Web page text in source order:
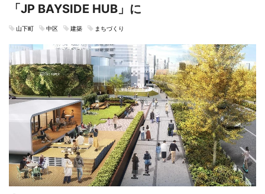
「JP BAYSIDE HUB」に
山下町 中区 建築 まちづくり